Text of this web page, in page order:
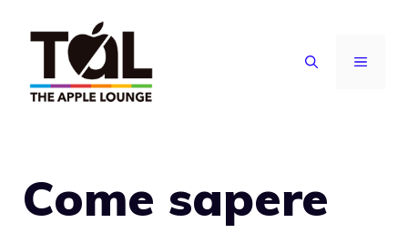
contenuto
MENU
Come sapere